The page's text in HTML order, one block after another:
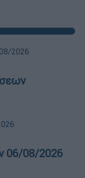
06/08/2026